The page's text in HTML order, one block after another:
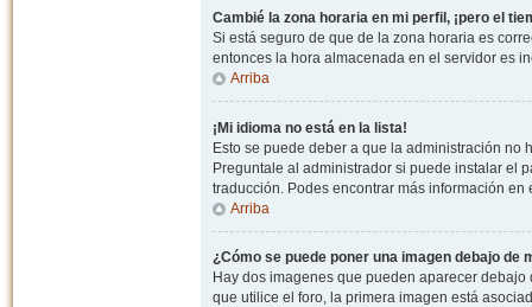
Cambié la zona horaria en mi perfil, ¡pero el
Si está seguro de que de la zona horaria es
entonces la hora almacenada en el servidor es
Arriba
¡Mi idioma no está en la lista!
Esto se puede deber a que la administración no
Preguntale al administrador si puede instalar el
traducción. Podes encontrar más información
Arriba
¿Cómo se puede poner una imagen debajo de
Hay dos imagenes que pueden aparecer
que utilice el foro, la primera imagen está